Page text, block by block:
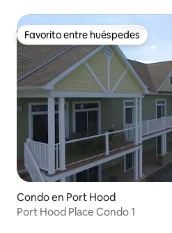
Favorito entre huéspedes
Favorito entre huéspedes
Condo en Port Hood
Port Hood Place Condo 1